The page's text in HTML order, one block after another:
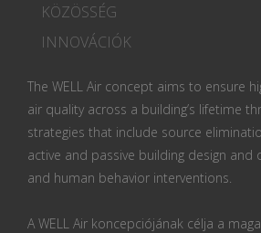
KÖZÖSSÉG
INNOVÁCIÓK
The WELL Air concept aims to ensure
air quality across a building’s lifetime
strategies that include source
active and passive building design and
and human behavior interventions.
A WELL Air koncepciójának célja a